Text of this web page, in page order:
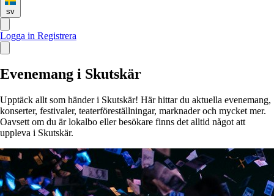
sv
Logga in Registrera
Evenemang i Skutskär
Upptäck allt som händer i Skutskär! Här hittar du aktuella evenemang,
konserter, festivaler, teaterföreställningar, marknader och mycket mer.
Oavsett om du är lokalbo eller besökare finns det alltid något att
uppleva i Skutskär.